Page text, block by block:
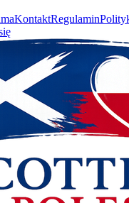
KontaktRegulamin